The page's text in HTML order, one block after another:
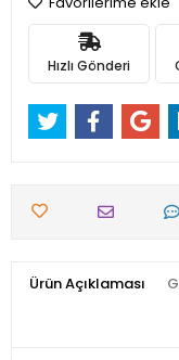
Hızlı Gönderi
Ürün Açıklaması